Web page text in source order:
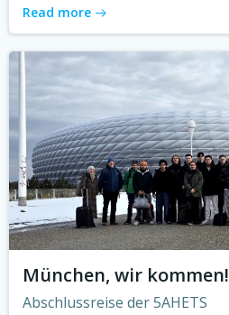
Read more
München, wir kommen!
Abschlussreise der 5AHETS